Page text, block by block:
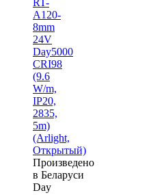
A120-
8mm
24V
Day5000
CRI98
(9.6
W/m,
IP20,
2835,
5m)
(Arlight,
Открытый)
Произведено
в Беларуси
Day